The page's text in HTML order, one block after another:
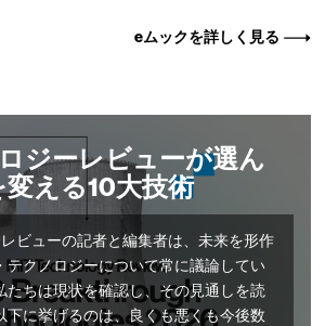
eムックを詳しく見る
ジーレビューが選ん
変える10大技術
ビューの記者と編集者は、未来を形作
テクノロジーについて常に議論してい
たちは現状を確認し、その見通しを読
下に挙げるのは、良くも悪くも今後数